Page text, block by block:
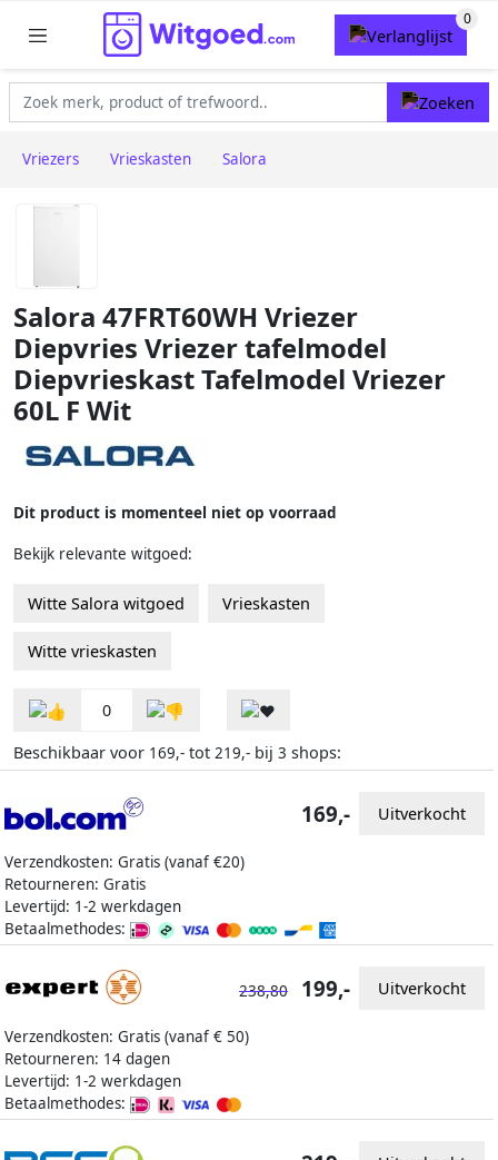
Vriezers Vrieskasten Salora
Salora 47FRT60WH Vriezer
Diepvries Vriezer tafelmodel
Diepvrieskast Tafelmodel Vriezer
60L F Wit
Dit product is momenteel niet op voorraad
Bekijk relevante witgoed:
Witte Salora witgoed Vrieskasten
Witte vrieskasten
0
Beschikbaar voor 169,- tot 219,- bij 3 shops:
Verzendkosten: Gratis (vanaf €20)
Retourneren: Gratis
Levertijd: 1-2 werkdagen
Betaalmethodes:
169,- Uitverkocht
Verzendkosten: Gratis (vanaf € 50)
Retourneren: 14 dagen
Levertijd: 1-2 werkdagen
Betaalmethodes:
238,80 199,- Uitverkocht